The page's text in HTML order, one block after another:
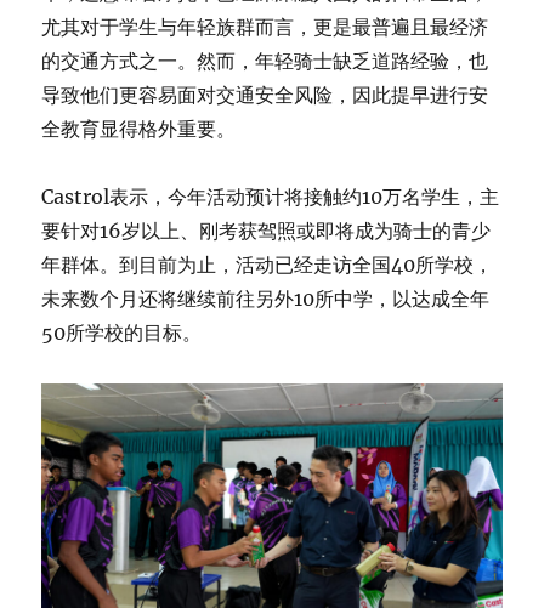
尤其对于学生与年轻族群而言，更是最普遍且最经济
的交通方式之一。然而，年轻骑士缺乏道路经验，也
导致他们更容易面对交通安全风险，因此提早进行安
全教育显得格外重要。
Castrol表示，今年活动预计将接触约10万名学生，主
要针对16岁以上、刚考获驾照或即将成为骑士的青少
年群体。到目前为止，活动已经走访全国40所学校，
未来数个月还将继续前往另外10所中学，以达成全年
50所学校的目标。